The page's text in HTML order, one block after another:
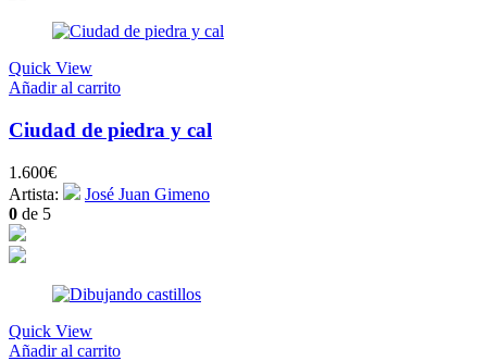
Quick View
Añadir al carrito
Ciudad de piedra y cal
1.600€
Artista:
José Juan Gimeno
0 de 5
Quick View
Añadir al carrito